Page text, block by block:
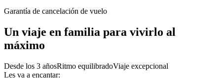
Garantía de cancelación de vuelo
Un viaje en familia para vivirlo al
máximo
Desde los 3 añosRitmo equilibradoViaje excepcional
Les va a encantar: